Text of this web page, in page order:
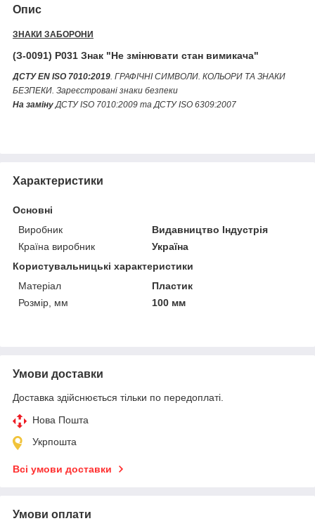
Опис
ЗНАКИ ЗАБОРОНИ
(З-0091) P031 Знак "Не змінювати стан вимикача"
ДСТУ EN ISO 7010:2019. ГРАФІЧНІ СИМВОЛИ. КОЛЬОРИ ТА ЗНАКИ
БЕЗПЕКИ. Зареєстровані знаки безпеки
На замінуДСТУ ІSО 7010:2009 та ДСТУ ІSО 6309:2007
Характеристики
Основні
Виробник
Видавництво Індустрія
Країна виробник
Україна
Користувальницькі характеристики
Матеріал
Пластик
Розмір, мм
100 мм
Умови доставки
Доставка здійснюється тільки по передоплаті.
Нова Пошта
Укрпошта
Всі умови доставки
Умови оплати